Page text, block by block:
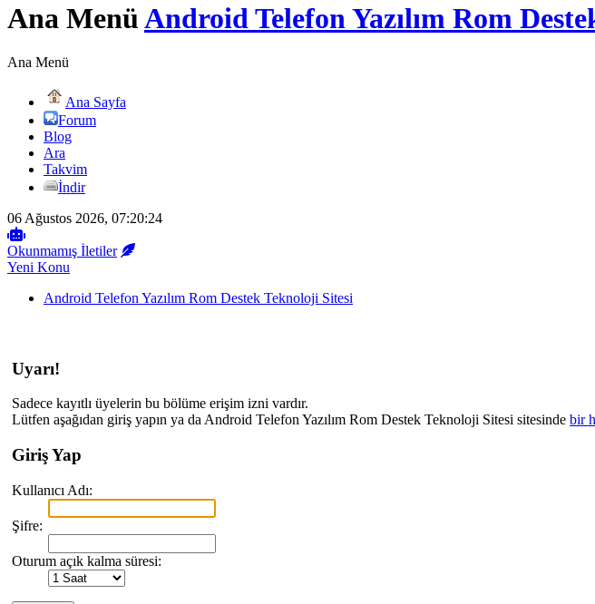
Ana MenüAndroid Telefon Yazılım Rom
Ana Menü
Ana Sayfa
Forum
Blog
Ara
Takvim
İndir
06 Ağustos 2026, 07:20:24
Okunmamış İletiler
Yeni Konu
Android Telefon Yazılım Rom Destek Teknoloji Sitesi
Uyarı!
Sadece kayıtlı üyelerin bu bölüme erişim izni vardır.
Lütfen aşağıdan giriş yapın ya da Android Telefon Yazılım Rom Destek Teknoloji Sitesi sitesinde bir
Giriş Yap
Kullanıcı Adı:
Şifre:
Oturum açık kalma süresi: